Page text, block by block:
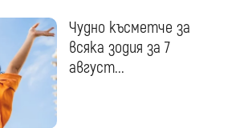
Чудно късметче за
всяка зодия за 7
август...